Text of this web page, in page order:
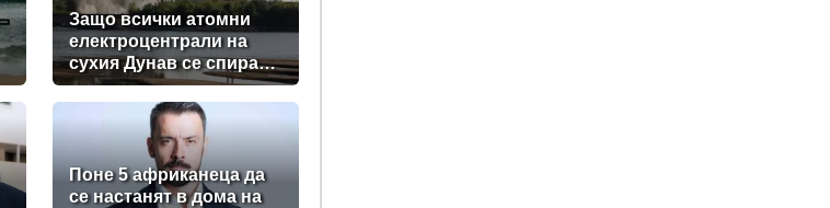
Защо всички атомни
електроцентрали на
сухия Дунав се спират,
с изключение АЕЦ
"Козлодуй"?
Поне 5 африканеца да
се настанят в дома на